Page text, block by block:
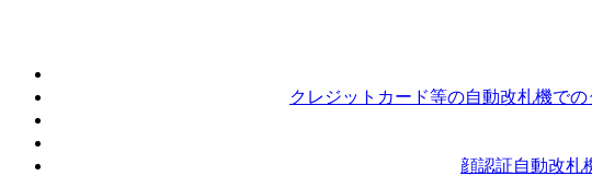
クレジットカード等の自動改札機で
顔認証自動改札